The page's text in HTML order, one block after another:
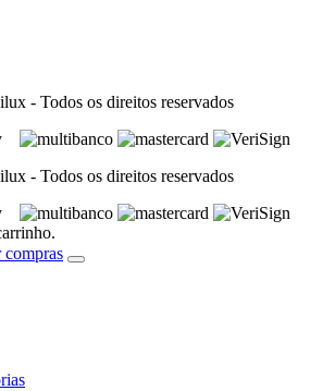
- Todos os direitos reservados
- Todos os direitos reservados